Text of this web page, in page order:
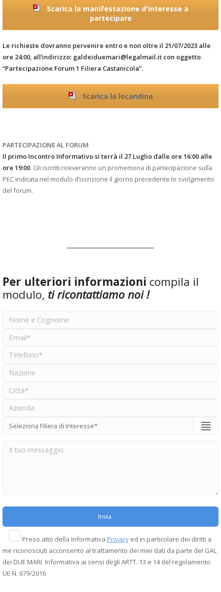
Scarica la manifestazione d'interesse a
partecipare
Le richieste dovranno pervenire entro e non oltre il 21/07/2023 alle
ore 24:00, all’indirizzo: galdeiduemari@legalmail.it con oggetto
“Partecipazione Forum 1 Filiera Castanicola”.
Scarica la locandina
PARTECIPAZIONE AL FORUM
Il primo Incontro Informativo si terrà il 27 Luglio dalle ore 16:00 alle
ore 19:00. Gli iscritti riceveranno un promemoria di partecipazione sulla
PEC indicata nel modulo d’iscrizione il giorno precedente lo svolgimento
del forum.
Per ulteriori informazioni compila il
modulo, ti ricontattiamo noi !
Preso atto della Informativa Privacyed in particolare dei diritti a
me riconosciuti acconsento al trattamento dei miei dati da parte del GAL
dei DUE MARI. Informativa ai sensi degli ARTT. 13 e 14 del regolamento
UE N. 679/2016